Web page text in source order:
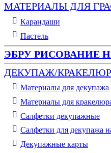
МАТЕРИАЛЫ ДЛЯ
Карандаши
Пастель
ЭБРУ РИСОВАНИЕ
ДЕКУПАЖ/КРАКЕЛЮР
Материалы для декупажа
Материалы для
Cалфетки декупажные
Салфетки для декупажа
Декупажные карты